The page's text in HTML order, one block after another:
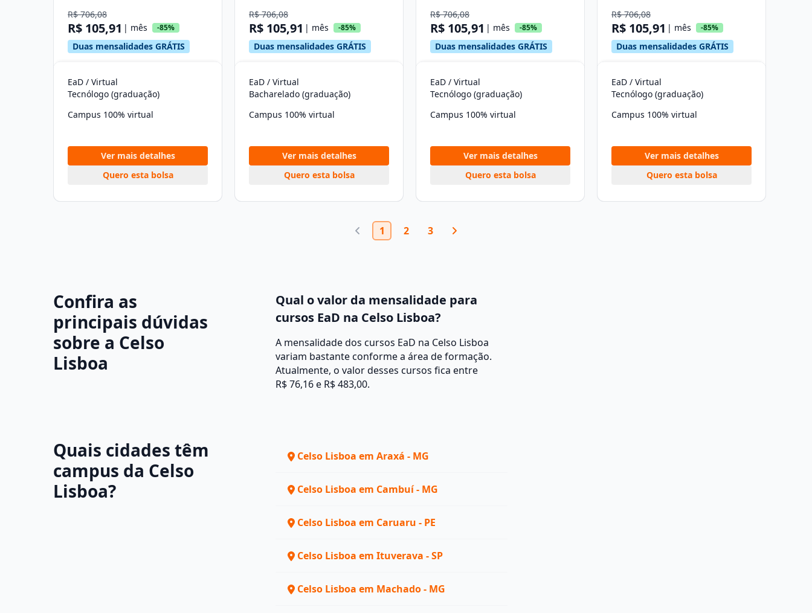
R$ 706,08
R$ 105,91 | mês -85%
Duas mensalidades GRÁTIS
EaD / Virtual
Tecnólogo (graduação)
Campus 100% virtual
Ver mais detalhes
Quero esta bolsa
R$ 706,08
R$ 105,91 | mês -85%
Duas mensalidades GRÁTIS
EaD / Virtual
Bacharelado (graduação)
Campus 100% virtual
Ver mais detalhes
Quero esta bolsa
R$ 706,08
R$ 105,91 | mês -85%
Duas mensalidades GRÁTIS
EaD / Virtual
Tecnólogo (graduação)
Campus 100% virtual
Ver mais detalhes
Quero esta bolsa
R$ 706,08
R$ 105,91 | mês -85%
Duas mensalidades GRÁTIS
EaD / Virtual
Tecnólogo (graduação)
Campus 100% virtual
Ver mais detalhes
Quero esta bolsa
1 2 3
Confira as
principais dúvidas
sobre a Celso
Lisboa
Qual o valor da mensalidade para
cursos EaD na Celso Lisboa?
A mensalidade dos cursos EaD na Celso Lisboa
variam bastante conforme a área de formação.
Atualmente, o valor desses cursos fica entre
R$ 76,16 e R$ 483,00.
Quais cidades têm
campus da Celso
Lisboa?
Celso Lisboa em Araxá - MG
Celso Lisboa em Cambuí - MG
Celso Lisboa em Caruaru - PE
Celso Lisboa em Ituverava - SP
Celso Lisboa em Machado - MG